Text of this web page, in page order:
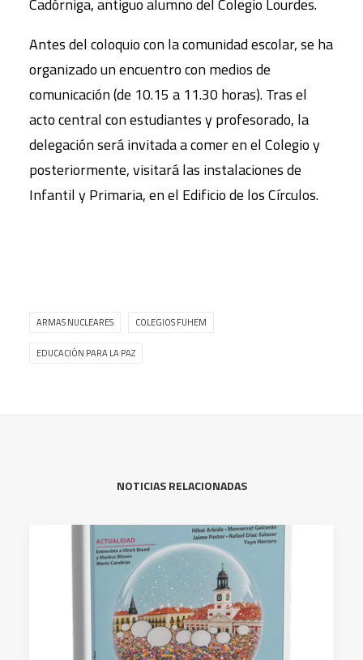
Cadórniga, antiguo alumno del Colegio Lourdes.
Antes del coloquio con la comunidad escolar, se ha
organizado un encuentro con medios de
comunicación (de 10.15 a 11.30 horas). Tras el
acto central con estudiantes y profesorado, la
delegación será invitada a comer en el Colegio y
posteriormente, visitará las instalaciones de
Infantil y Primaria, en el Edificio de los Círculos.
ARMAS NUCLEARES COLEGIOS FUHEM
EDUCACIÓN PARA LA PAZ
NOTICIAS RELACIONADAS